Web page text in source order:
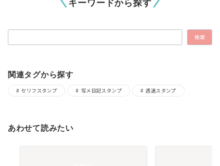
キーワードから探す
検索 検索
関連タグから探す
セリフスタンプ 写メ日記スタンプ 透過スタンプ
あわせて読みたい